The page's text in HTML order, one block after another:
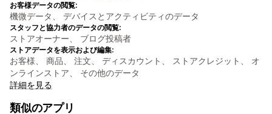
お客様データの閲覧:
機微データ、 デバイスとアクティビティのデータ
スタッフと協力者のデータの閲覧:
ストアオーナー、 ブログ投稿者
ストアデータを表示および編集:
お客様、 商品、 注文、 ディスカウント、 ストアクレジット、 オ
ンラインストア、 その他のデータ
詳細を見る
類似のアプリ